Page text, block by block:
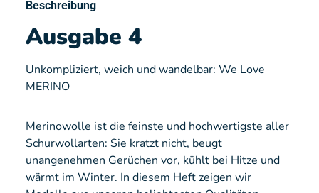
Beschreibung
Ausgabe 4
Unkompliziert, weich und wandelbar: We Love
MERINO
Merinowolle ist die feinste und hochwertigste aller
Schurwollarten: Sie kratzt nicht, beugt
unangenehmen Gerüchen vor, kühlt bei Hitze und
wärmt im Winter. In diesem Heft zeigen wir